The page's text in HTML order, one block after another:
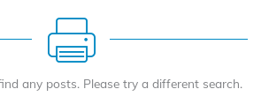
any posts. Please try a different search.